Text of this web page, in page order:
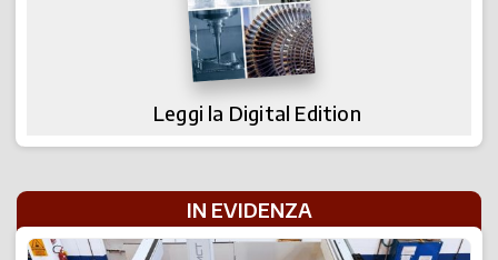
Leggi la Digital Edition
IN EVIDENZA